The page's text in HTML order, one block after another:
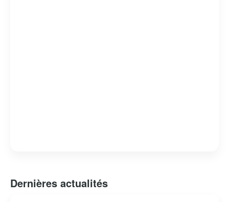
Dernières actualités